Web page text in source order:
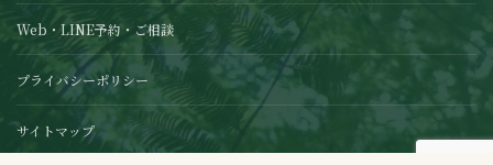
Web・LINE予約・ご相談
プライバシーポリシー
サイトマップ